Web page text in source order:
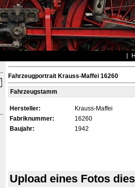
Fahrzeugportrait Krauss-Maffei 16260
Fahrzeugstamm
Hersteller:
Krauss-Maffei
Fabriknummer:
16260
Baujahr:
1942
Upload eines Fotos